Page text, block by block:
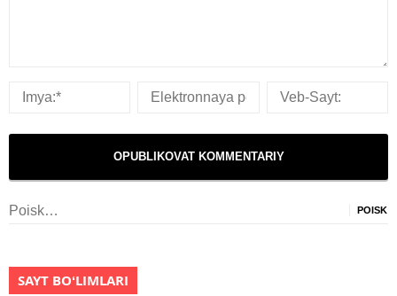
Nayti:
SAYT BOʻLIMLARI